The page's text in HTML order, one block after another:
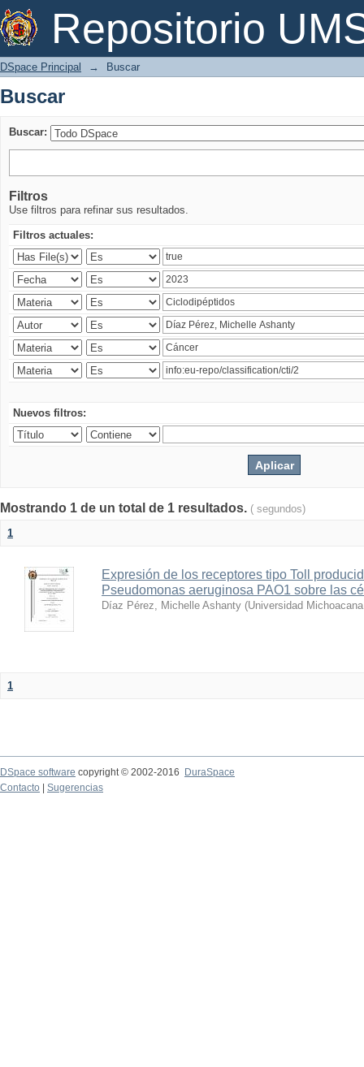
Repositorio
Buscar
DSpace Principal → Buscar
Buscar
Buscar:
Filtros
Use filtros para refinar sus resultados.
Filtros actuales:
Nuevos filtros:
Mostrando 1 de un total de 1 resultados. ( segundos)
1
Expresión de los receptores tipo Toll
Pseudomonas aeruginosa PAO1 sobre las
Díaz Pérez, Michelle Ashanty (Universidad
1
DSpace software copyright © 2002-2016
DuraSpace
Contacto
Sugerencias